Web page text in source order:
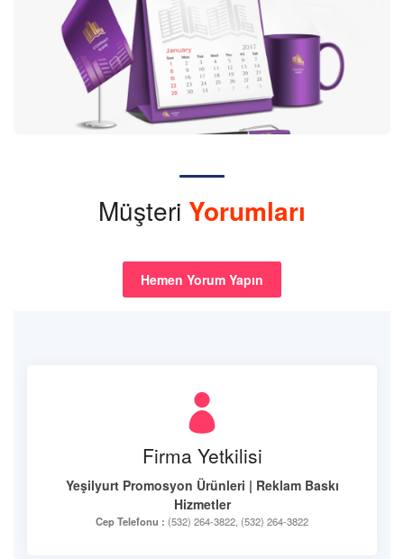
Müşteri Yorumları
Hemen Yorum Yapın
Firma Yetkilisi
Yeşilyurt Promosyon Ürünleri | Reklam Baskı
Hizmetler
Cep Telefonu : (532) 264-3822, (532) 264-3822